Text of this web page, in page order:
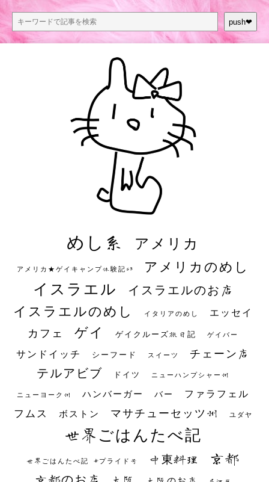
push❤︎
めし系 アメリカ
アメリカ★ゲイキャンプ体験記S3 アメリカのめし
イスラエル イスラエルのお店
イスラエルのめし イタリアのめし エッセイ
カフェ ゲイ ゲイクルーズ旅日記 ゲイバー
サンドイッチ シーフード スイーツ チェーン店
テルアビブ ドイツ ニューハンプシャー州
ニューヨーク州 ハンバーガー バー ファラフェル
フムス ボストン マサチューセッツ州 ユダヤ
世界ごはんたべ記
世界ごはんたべ記 #プライド号 中東料理 京都
京都のお店 大阪